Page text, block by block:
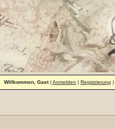
Willkommen, Gast(Anmelden | Registrierung )